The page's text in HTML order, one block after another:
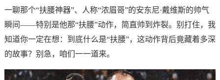
一聊那个“扶腰神器”、人称“浓眉哥”的安东尼·戴维斯的帅气
瞬间——特别是他那“扶腰”动作，简直帅到炸裂。别打住，我
知道你一定在想：到底什么是“扶腰”，这动作背后竟藏着多深
的故事？别急，咱们一一道来。